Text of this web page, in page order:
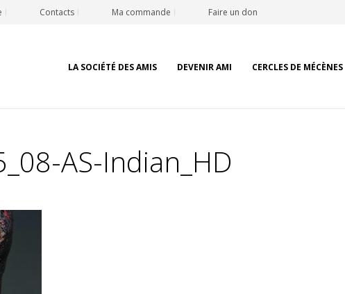
Contacts Ma commande Faire un don
LA SOCIÉTÉ DES AMIS DEVENIR AMI CERCLES DE MÉCÈNES
AS-Indian_HD